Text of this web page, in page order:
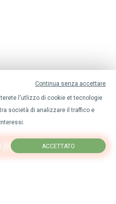
Continua senza accettare
l'utlizzo di cookie et tecnologie
società di analizzare il traffico e
ACCETTATO
PRODOTTO